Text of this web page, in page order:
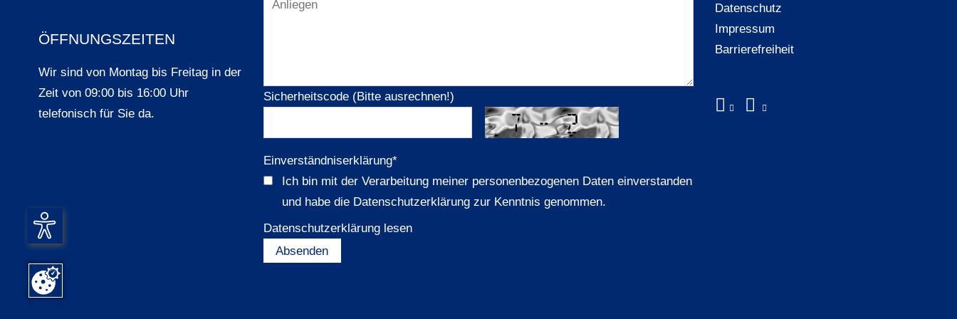
ÖFFNUNGSZEITEN
Wir sind von Montag bis Freitag in der
Zeit von 09:00 bis 16:00 Uhr
telefonisch für Sie da.
Sicherheitscode (Bitte ausrechnen!)
Einverständniserklärung*
Ich bin mit der Verarbeitung meiner personenbezogenen Daten einverstanden
und habe die Datenschutzerklärung zur Kenntnis genommen.
Datenschutzerklärung lesen
Datenschutz
Impressum
Barrierefreiheit